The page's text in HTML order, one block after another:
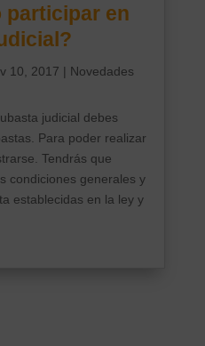
participar en
10, 2017 | Novedades
judicial debes
Para poder realizar
Tendrás que
condiciones generales y
establecidas en la ley y